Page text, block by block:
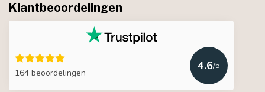
Klantbeoordelingen
164 beoordelingen
4.6/5